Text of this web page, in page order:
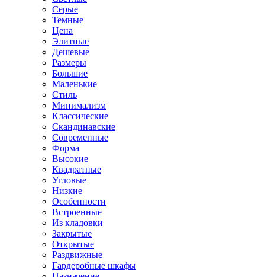
Серые
Темные
Цена
Элитные
Дешевые
Размеры
Большие
Маленькие
Стиль
Минимализм
Классические
Скандинавские
Современные
Форма
Высокие
Квадратные
Угловые
Низкие
Особенности
Встроенные
Из кладовки
Закрытые
Открытые
Раздвижные
Гардеробные шкафы